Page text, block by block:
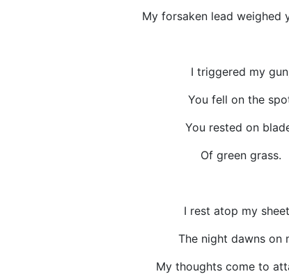
My forsaken lead weighed
I triggered my
You fell on the
You rested on
Of green grass.
I rest atop my
The night dawns on
My thoughts come to